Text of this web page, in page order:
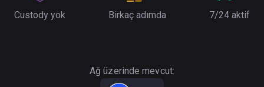
Custody yok Birkaç adımda 7/24 aktif
Ağ üzerinde mevcut: